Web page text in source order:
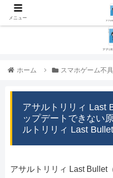
ホーム スマホゲーム不
アサルトリリィ Last
ップデートできない
ルトリリィ Last
アサルトリリィ Last Bullet
メニュー